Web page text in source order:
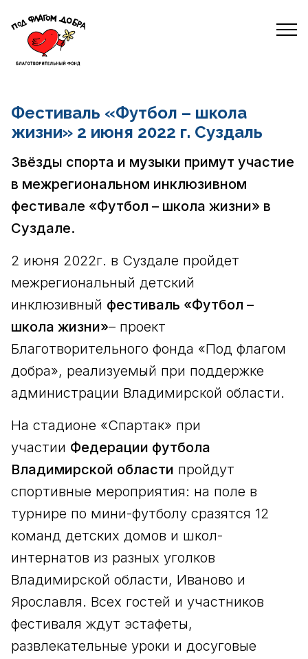
Фестиваль «Футбол – школа
жизни» 2 июня 2022 г. Суздаль
Звёзды спорта и музыки примут участие
в межрегиональном инклюзивном
фестивале «Футбол – школа жизни» в
Суздале.
2 июня 2022г. в Суздале пройдет
межрегиональный детский
инклюзивный фестиваль «Футбол –
школа жизни»– проект
Благотворительного фонда «Под флагом
добра», реализуемый при поддержке
администрации Владимирской области.
На стадионе «Спартак» при
участии Федерации футбола
Владимирской области пройдут
спортивные мероприятия: на поле в
турнире по мини-футболу сразятся 12
команд детских домов и школ-
интернатов из разных уголков
Владимирской области, Иваново и
Ярославля. Всех гостей и участников
фестиваля ждут эстафеты,
развлекательные уроки и досуговые